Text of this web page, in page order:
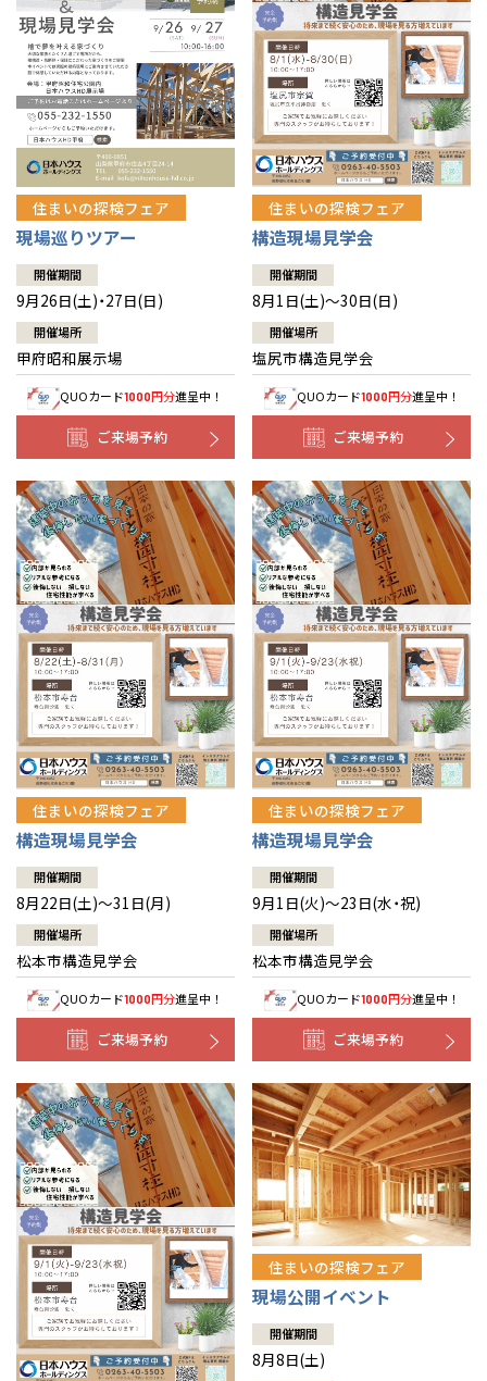
住まいの探検フェア
現場巡りツアー
開催期間
9月26日(土)・27日(日)
開催場所
甲府昭和展示場
QUOカード1000円分進呈中！
ご来場予約
住まいの探検フェア
構造現場見学会
開催期間
8月1日(土)～30日(日)
開催場所
塩尻市構造見学会
QUOカード1000円分進呈中！
ご来場予約
住まいの探検フェア
構造現場見学会
開催期間
8月22日(土)～31日(月)
開催場所
松本市構造見学会
QUOカード1000円分進呈中！
ご来場予約
住まいの探検フェア
構造現場見学会
開催期間
9月1日(火)～23日(水・祝)
開催場所
松本市構造見学会
QUOカード1000円分進呈中！
ご来場予約
住まいの探検フェア
現場公開イベント
開催期間
8月8日(土)